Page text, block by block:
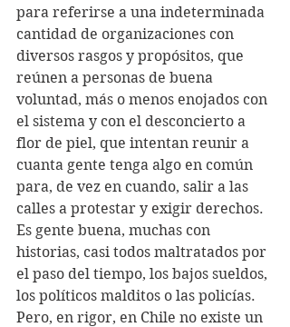
para referirse a una indeterminada
cantidad de organizaciones con
diversos rasgos y propósitos, que
reúnen a personas de buena
voluntad, más o menos enojados con
el sistema y con el desconcierto a
flor de piel, que intentan reunir a
cuanta gente tenga algo en común
para, de vez en cuando, salir a las
calles a protestar y exigir derechos.
Es gente buena, muchas con
historias, casi todos maltratados por
el paso del tiempo, los bajos sueldos,
los políticos malditos o las policías.
Pero, en rigor, en Chile no existe un